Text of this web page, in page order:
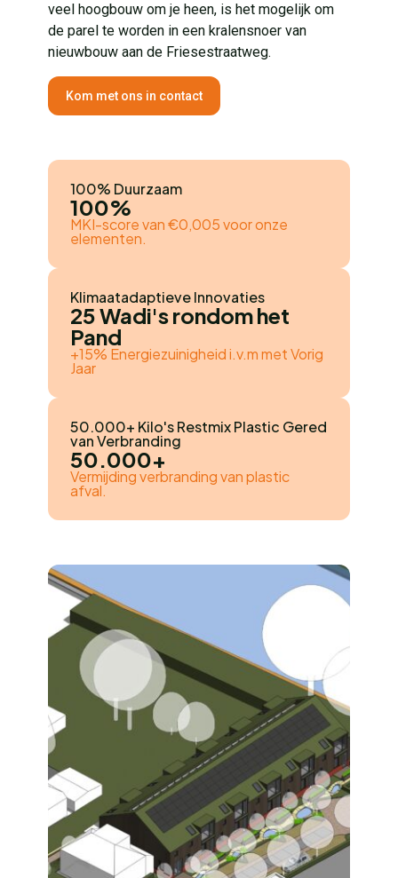
veel hoogbouw om je heen, is het mogelijk om
de parel te worden in een kralensnoer van
nieuwbouw aan de Friesestraatweg.
Kom met ons in contact
100% Duurzaam
100%
MKI-score van €0,005 voor onze
elementen.
Klimaatadaptieve Innovaties
25 Wadi's rondom het
Pand
+15% Energiezuinigheid i.v.m met Vorig
Jaar
50.000+ Kilo's Restmix Plastic Gered
van Verbranding
50.000+
Vermijding verbranding van plastic
afval.